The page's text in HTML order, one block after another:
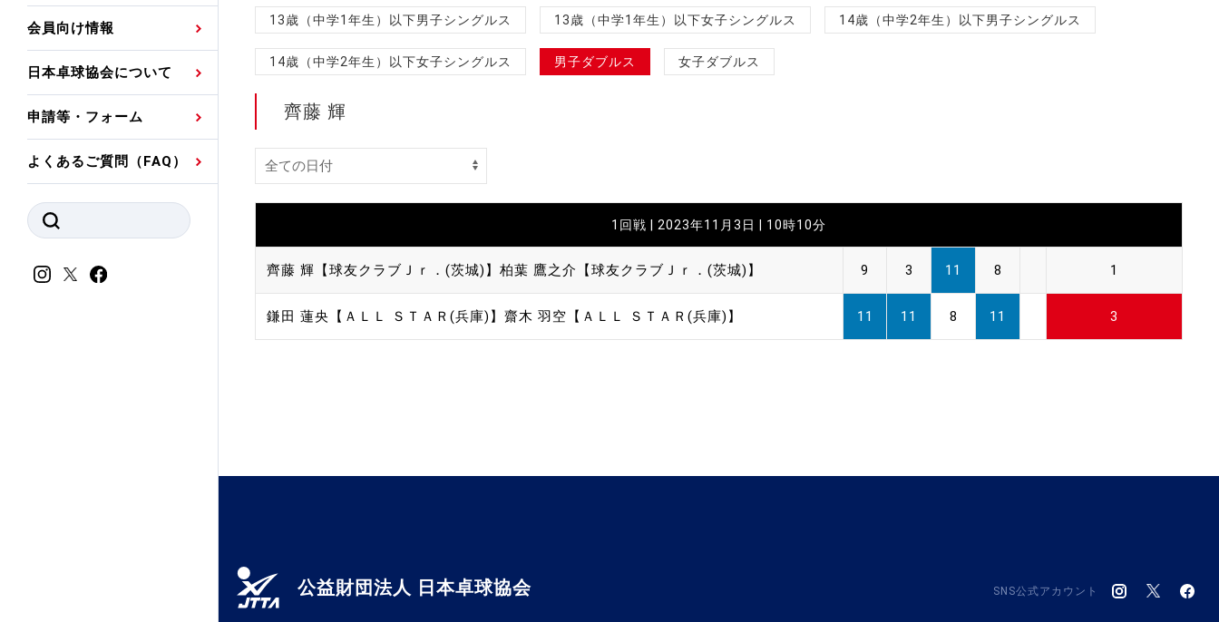
競技者(パスウェイ)・審判
その他
強化スタッフ
会員向け情報
公認品一覧
公認メーカー一覧
委員会
指導者養成委員会
スポーツ医・科学委員会
アンチ・ドーピング委員
会
日本卓球協会について
規程・お見舞い制度
ハンドブックデータ
事業計画・事業報告
関連組織一覧
申請等・フォーム
審判員ネームプレート制作
申込
よくあるご質問（FAQ）
13歳（中学1年生）以下男子シングルス 13歳（中学1年生）以下女子シングルス 14歳（中学2年生）以下男子シングルス
14歳（中学2年生）以下女子シングルス 男子ダブルス 女子ダブルス
齊藤 輝
1回戦 | 2023年11月3日 | 10時10分
齊藤 輝【球友クラブＪｒ．(茨城)】 柏葉 鷹之介【球友クラブＪｒ．(茨城)】 9 3 11 8 1
鎌田 蓮央【ＡＬＬ ＳＴＡＲ(兵庫)】 齋木 羽空【ＡＬＬ ＳＴＡＲ(兵庫)】 11 11 8 11 3
公益財団法人 日本卓球協会 SNS公式アカウント